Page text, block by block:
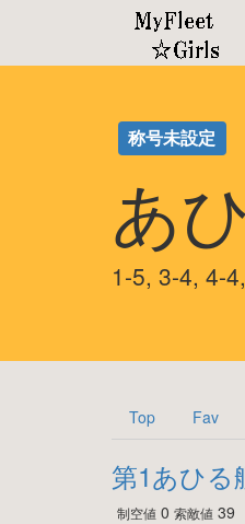
称号未設定
あ
1-5, 3-4, 4-
Top Fav
第1あひる
制空値 0 索敵値 39